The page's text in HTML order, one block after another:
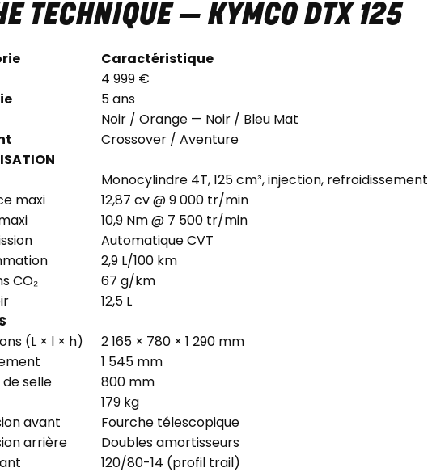
TECHNIQUE — KYMCO DTX 125
Caractéristique
4 999 €
5 ans
Noir / Orange — Noir / Bleu Mat
Crossover / Aventure
Monocylindre 4T, 125 cm³, injection, refroidissement
maxi
12,87 cv @ 9 000 tr/min
10,9 Nm @ 7 500 tr/min
Automatique CVT
2,9 L/100 km
CO₂
67 g/km
12,5 L
(L × l × h)
2 165 × 780 × 1 290 mm
1 545 mm
selle
800 mm
179 kg
avant
Fourche télescopique
arrière
Doubles amortisseurs
120/80-14 (profil trail)